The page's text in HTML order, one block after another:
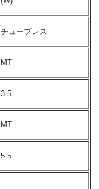
チューブレス
MT
3.5
MT
5.5